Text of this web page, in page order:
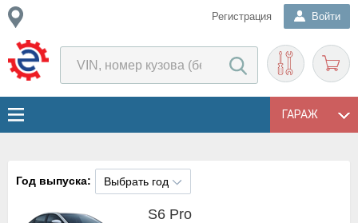
Регистрация Войти
ГАРАЖ
Год выпуска: Выбрать год
S6 Pro